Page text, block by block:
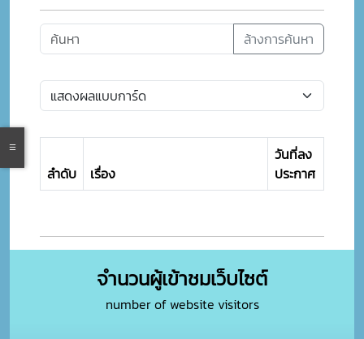
ล้างการค้นหา
ลำดับ เรื่อง
วันที่ลง
ประกาศ
จำนวนผู้เข้าชมเว็บไซต์
number of website visitors